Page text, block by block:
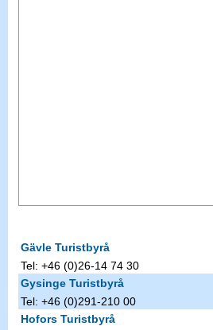
Gävle Turistbyrå
Tel: +46 (0)26-14 74 30
Gysinge Turistbyrå
Tel: +46 (0)291-210 00
Hofors Turistbyrå